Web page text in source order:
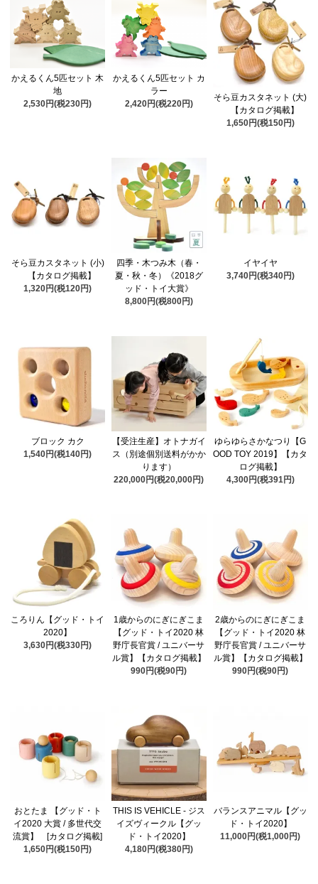
かえるくん5匹セット 木
地
2,530円(税230円)
かえるくん5匹セット カ
ラー
2,420円(税220円)
そら豆カスタネット (大)
【カタログ掲載】
1,650円(税150円)
そら豆カスタネット (小)
【カタログ掲載】
1,320円(税120円)
四季・木つみ木（春・
夏・秋・冬）《2018グ
ッド・トイ大賞》
8,800円(税800円)
イヤイヤ
3,740円(税340円)
ブロック カク
1,540円(税140円)
【受注生産】オトナガイ
ス（別途個別送料がかか
ります）
220,000円(税20,000円)
ゆらゆらさかなつり【G
OOD TOY 2019】【カタ
ログ掲載】
4,300円(税391円)
ころりん【グッド・トイ
2020】
3,630円(税330円)
1歳からのにぎにぎこま
【グッド・トイ2020 林
野庁長官賞 / ユニバーサ
ル賞】【カタログ掲載】
990円(税90円)
2歳からのにぎにぎこま
【グッド・トイ2020 林
野庁長官賞 / ユニバーサ
ル賞】【カタログ掲載】
990円(税90円)
おとたま 【グッド・ト
イ2020 大賞 / 多世代交
流賞】 [カタログ掲載]
1,650円(税150円)
THIS IS VEHICLE - ジス
イズヴィークル【グッ
ド・トイ2020】
4,180円(税380円)
バランスアニマル【グッ
ド・トイ2020】
11,000円(税1,000円)